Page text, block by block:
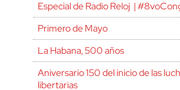
Especial de Radio Reloj |
Primero de Mayo
La Habana, 500 años
Aniversario 150 del inicio de las
libertarias